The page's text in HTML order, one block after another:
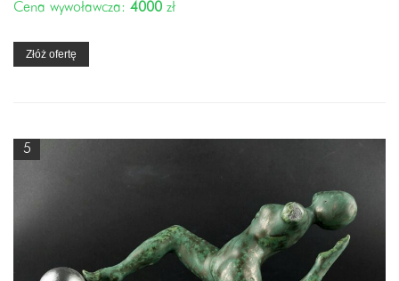
Cena wywoławcza: 4000 zł
Złóż ofertę
5